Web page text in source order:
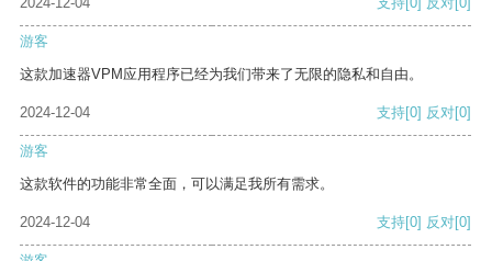
游客
这款加速器VPM应用程序已经为我们带来了无限的隐私和自由。
2024-12-04 支持[0] 反对[0]
游客
这款软件的功能非常全面，可以满足我所有需求。
2024-12-04 支持[0] 反对[0]